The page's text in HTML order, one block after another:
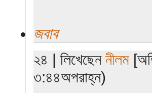
জবাব
২৪ | লিখেছেন নীলম
৩:৪৪অপরাহ্ন)